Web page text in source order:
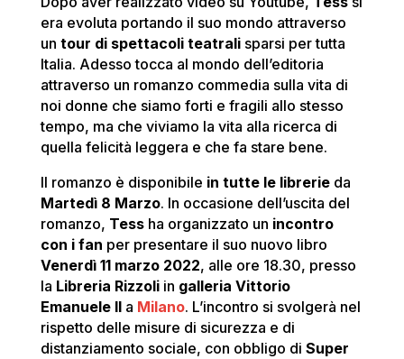
era evoluta portando il suo mondo attraverso
un tour di spettacoli teatralisparsi per tutta
Italia. Adesso tocca al mondo dell’editoria
attraverso un romanzo commedia sulla vita di
noi donne che siamo forti e fragili allo stesso
tempo, ma che viviamo la vita alla ricerca di
quella felicità leggera e che fa stare bene.
Il romanzo è disponibile in tutte le librerieda
Martedì 8 Marzo. In occasione dell’uscita del
romanzo, Tessha organizzato un incontro
con i fan per presentare il suo nuovo libro
Venerdì 11 marzo 2022, alle ore 18.30, presso
la Libreria Rizzoliin galleria Vittorio
Emanuele II a Milano. L’incontro si svolgerà nel
rispetto delle misure di sicurezza e di
distanziamento sociale, con obbligo di Super